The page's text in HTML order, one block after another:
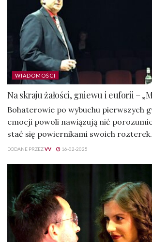
WIADOMOŚCI
Na skraju żałości, gniewu i euforii –
Bohaterowie po wybuchu pierwszych
emocji powoli nawiązują nić
stać się powiernikami swoich
DODANE PRZEZVV 16-02-2025